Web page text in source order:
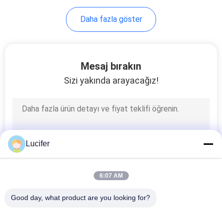
Biyolojik olarak
alışveriş torbaları
Biyobozunur Poop
Çantalar
Daha fazla göster
Mesaj bırakın
Sizi yakında arayacağız!
Lucifer
6:07 AM
Good day, what product are you looking for?